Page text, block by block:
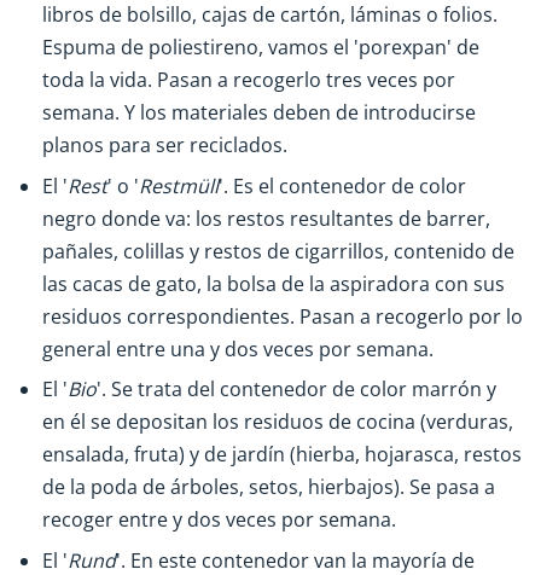
libros de bolsillo, cajas de cartón, láminas o folios.
Espuma de poliestireno, vamos el 'porexpan' de
toda la vida. Pasan a recogerlo tres veces por
semana. Y los materiales deben de introducirse
planos para ser reciclados.
El 'Rest' o 'Restmüll'. Es el contenedor de color
negro donde va: los restos resultantes de barrer,
pañales, colillas y restos de cigarrillos, contenido de
las cacas de gato, la bolsa de la aspiradora con sus
residuos correspondientes. Pasan a recogerlo por lo
general entre una y dos veces por semana.
El 'Bio'. Se trata del contenedor de color marrón y
en él se depositan los residuos de cocina (verduras,
ensalada, fruta) y de jardín (hierba, hojarasca, restos
de la poda de árboles, setos, hierbajos). Se pasa a
recoger entre y dos veces por semana.
El 'Rund'. En este contenedor van la mayoría de